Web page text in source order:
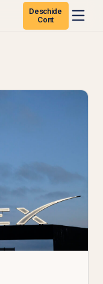
Deschide
Cont